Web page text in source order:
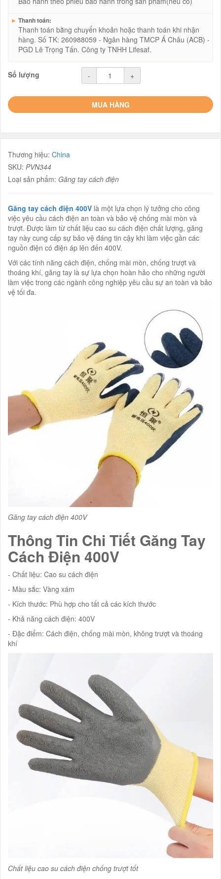
► Thanh toán:
Thanh toán bằng chuyển khoản hoặc thanh toán khi nhận
hàng. Số TK: 260988059 - Ngân hàng TMCP Á Châu (ACB) -
PGD Lê Trọng Tấn. Công ty TNHH Lifesaf.
Số lượng - +
MUA HÀNG
Thương hiệu: China
SKU: PVN344
Loại sản phẩm: Găng tay cách điện
Găng tay cách điện 400V là một lựa chọn lý tưởng cho công
việc yêu cầu cách điện an toàn và bảo vệ chống mài mòn và
trượt. Được làm từ chất liệu cao su cách điện chất lượng, găng
tay này cung cấp sự bảo vệ đáng tin cậy khi làm việc gần các
nguồn điện có điện áp lên đến 400V.
Với các tính năng cách điện, chống mài mòn, chống trượt và
thoáng khí, găng tay là sự lựa chọn hoàn hảo cho những người
làm việc trong các ngành công nghiệp yêu cầu sự an toàn và bảo
vệ tối đa.
Găng tay cách điện 400V
Thông Tin Chi Tiết Găng Tay
Cách Điện 400V
- Chất liệu: Cao su cách điện
- Màu sắc: Vàng xám
- Kích thước: Phù hợp cho tất cả các kích thước
- Khả năng cách điện: 400V
- Đặc điểm: Cách điện, chống mài mòn, không trượt và thoáng
khí
Chất liệu cao su cách điện chống trượt tốt